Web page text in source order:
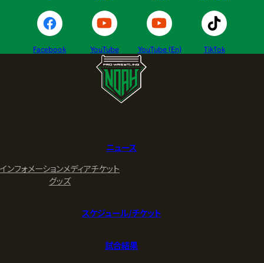
Facebook YouTube YouTube (En) TikTok
ニュース
インフォメーションメディアチケット
グッズ
スケジュール/チケット
試合結果